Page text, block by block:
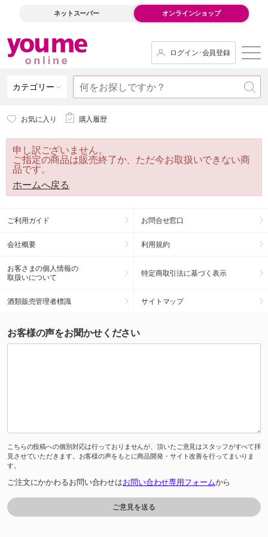
ネットスーパー オンラインショップ
ログイン･会員登録
カテゴリー
お気に入り 購入履歴
申し訳ございません。
ご指定の商品は販売終了か、ただ今お取扱いできない商
品です。
ホームへ戻る
ご利用ガイド お問合せ窓口
会社概要 利用規約
お客さまの個人情報の
取扱いについて
特定商取引法に基づく表示
酒類販売管理者標識 サイトマップ
お客様の声をお聞かせください
こちらの投稿への個別対応は行っておりませんが、頂いたご意見はスタッフがすべて拝
見させていただきます。お客様の声をもとに商品開発・サイト改善を行ってまいりま
す。
ご注文にかかわるお問い合わせはお問い合わせ専用フォームから